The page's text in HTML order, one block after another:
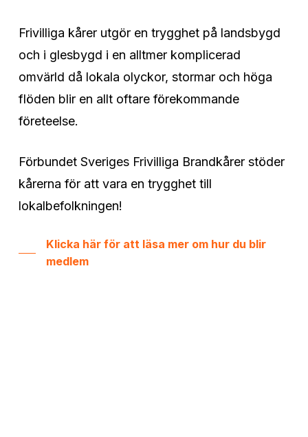
Frivilliga kårer utgör en trygghet på landsbygd
och i glesbygd i en alltmer komplicerad
omvärld då lokala olyckor, stormar och höga
flöden blir en allt oftare förekommande
företeelse.
Förbundet Sveriges Frivilliga Brandkårer stöder
kårerna för att vara en trygghet till
lokalbefolkningen!
Klicka här för att läsa mer om hur du blir
medlem